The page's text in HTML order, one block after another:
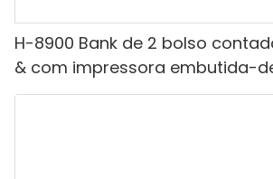
H-8900 Bank de 2 bolso
& com impressora embutida-
mista, luz branca/ir/uv/mg de